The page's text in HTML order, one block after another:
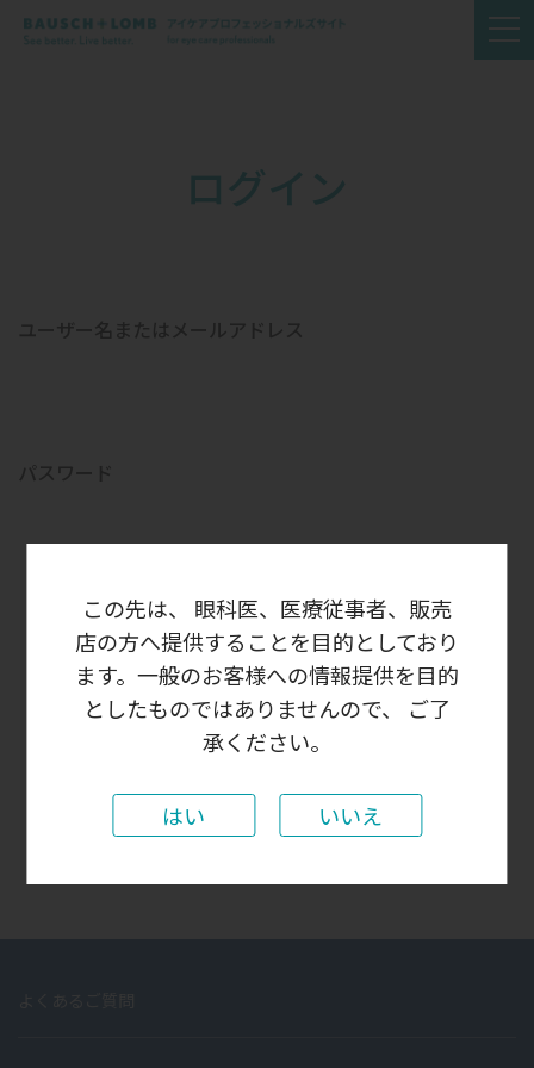
ログイン
ログイン状態を保存する
パスワードをお忘れの場合
はじめての方はこちら新規ユーザー登録
この先は、 眼科医、医療従事者、販売
店の方へ提供することを目的としており
ます。一般のお客様への情報提供を目的
としたものではありませんので、 ご了
承ください。
はい いいえ